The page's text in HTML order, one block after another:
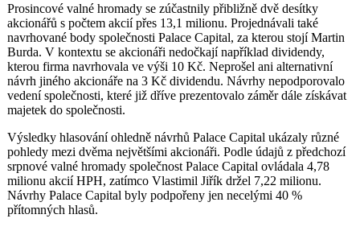
Prosincové valné hromady se zúčastnily přibližně dvě desítky
akcionářů s počtem akcií přes 13,1 milionu. Projednávali také
navrhované body společnosti Palace Capital, za kterou stojí Martin
Burda. V kontextu se akcionáři nedočkají například dividendy,
kterou firma navrhovala ve výši 10 Kč. Neprošel ani alternativní
návrh jiného akcionáře na 3 Kč dividendu. Návrhy nepodporovalo
vedení společnosti, které již dříve prezentovalo záměr dále získávat
majetek do společnosti.
Výsledky hlasování ohledně návrhů Palace Capital ukázaly různé
pohledy mezi dvěma největšími akcionáři. Podle údajů z předchozí
srpnové valné hromady společnost Palace Capital ovládala 4,78
milionu akcií HPH, zatímco Vlastimil Jiřík držel 7,22 milionu.
Návrhy Palace Capital byly podpořeny jen necelými 40 %
přítomných hlasů.